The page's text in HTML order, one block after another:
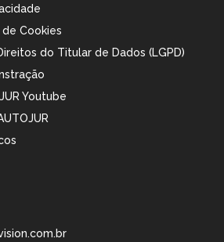
Cookies
do Titular de Dados (LGPD)
Youtube